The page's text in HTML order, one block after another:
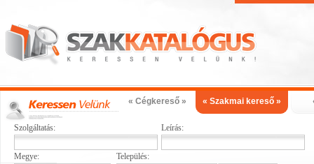
« Cégkereső » « Szakmai kereső »
Szolgáltatás: Leírás:
Megye: Település: